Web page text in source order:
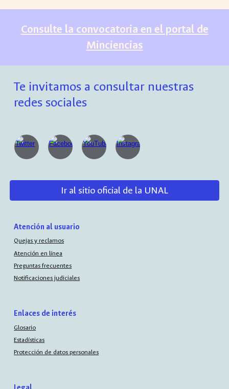
Consulte la convocatoria en el portal de
Minciencias
Te invitamos a consultar nuestras
redes sociales
Ir al sitio oficial de la UNAL
Atención al usuario
Quejas y reclamos
Atención en línea
Preguntas frecuentes
Notificaciones judiciales
Enlaces de interés
Glosario
Estadísticas
Protección de datos personales